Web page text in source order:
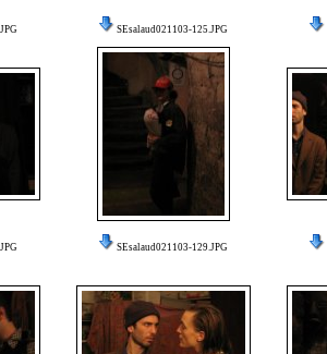
SEsalaud021103-125.JPG
SEsalaud021103-129.JPG